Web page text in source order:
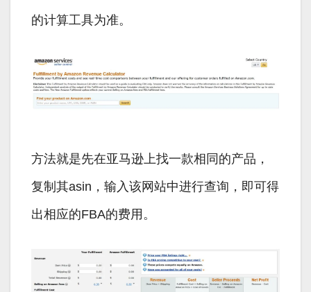
的计算工具为准。
方法就是先在亚马逊上找一款相同的产品，
复制其asin，输入该网站中进行查询，即可得
出相应的FBA的费用。